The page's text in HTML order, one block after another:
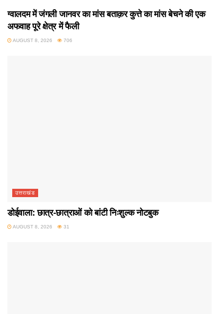
ग्वालदम में जंगली जानवर का मांस बताक़र कुत्ते का मांस बेचने की एक
अफवाह पूरे क्षेत्र में फैली
AUGUST 8, 2026 706
उत्तराखंड
डोईवाला: छात्र-छात्राओं को बांटी निःशुल्क नोटबुक
AUGUST 8, 2026 31